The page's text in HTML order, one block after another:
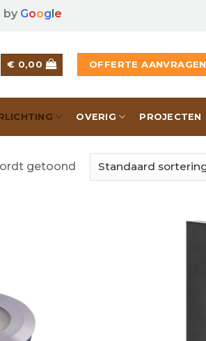
by Google
€ 0,00 OFFERTE AANVRAGEN
OVERIG PROJECTEN
getoond